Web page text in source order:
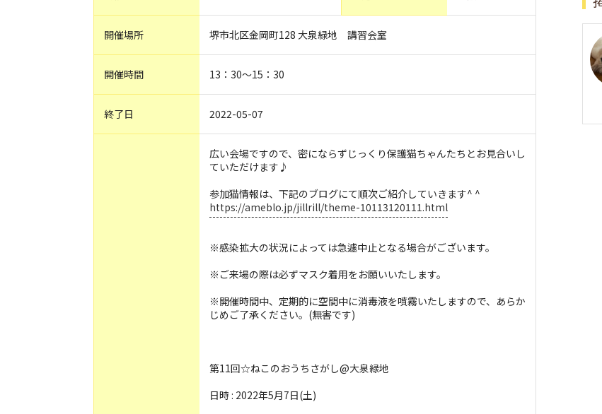
開催場所 堺市北区金岡町128 大泉緑地 講習会室
開催時間 13：30〜15：30
終了日 2022-05-07
広い会場ですので、密にならずじっくり保護猫ちゃんたちとお見合いし
ていただけます♪
参加猫情報は、下記のブログにて順次ご紹介していきます^ ^
https://ameblo.jp/jillrill/theme-10113120111.html
※感染拡大の状況によっては急遽中止となる場合がございます。
※ご来場の際は必ずマスク着用をお願いいたします。
※開催時間中、定期的に空間中に消毒液を噴霧いたしますので、あらか
じめご了承ください。(無害です)
第11回☆ねこのおうちさがし@大泉緑地
日時 : 2022年5月7日(土)